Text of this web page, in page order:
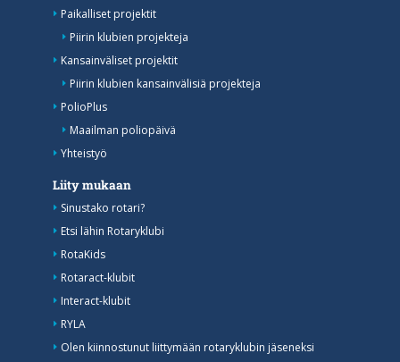
Paikalliset projektit
Piirin klubien projekteja
Kansainväliset projektit
Piirin klubien kansainvälisiä projekteja
PolioPlus
Maailman poliopäivä
Yhteistyö
Liity mukaan
Sinustako rotari?
Etsi lähin Rotaryklubi
RotaKids
Rotaract-klubit
Interact-klubit
RYLA
Olen kiinnostunut liittymään rotaryklubin jäseneksi